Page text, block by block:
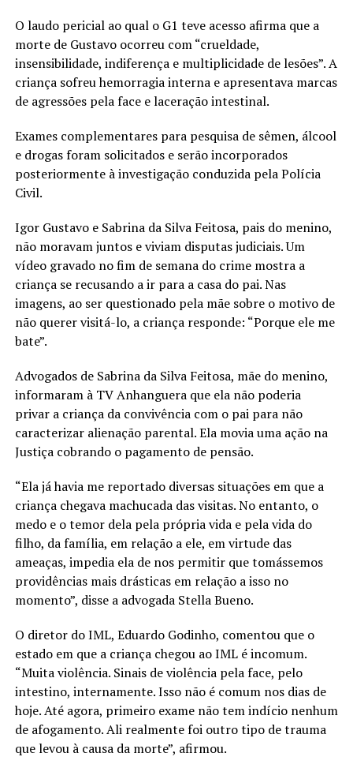
O laudo pericial ao qual o G1 teve acesso afirma que a
morte de Gustavo ocorreu com “crueldade,
insensibilidade, indiferença e multiplicidade de lesões”. A
criança sofreu hemorragia interna e apresentava marcas
de agressões pela face e laceração intestinal.
Exames complementares para pesquisa de sêmen, álcool
e drogas foram solicitados e serão incorporados
posteriormente à investigação conduzida pela Polícia
Civil.
Igor Gustavo e Sabrina da Silva Feitosa, pais do menino,
não moravam juntos e viviam disputas judiciais. Um
vídeo gravado no fim de semana do crime mostra a
criança se recusando a ir para a casa do pai. Nas
imagens, ao ser questionado pela mãe sobre o motivo de
não querer visitá-lo, a criança responde: “Porque ele me
bate”.
Advogados de Sabrina da Silva Feitosa, mãe do menino,
informaram à TV Anhanguera que ela não poderia
privar a criança da convivência com o pai para não
caracterizar alienação parental. Ela movia uma ação na
Justiça cobrando o pagamento de pensão.
“Ela já havia me reportado diversas situações em que a
criança chegava machucada das visitas. No entanto, o
medo e o temor dela pela própria vida e pela vida do
filho, da família, em relação a ele, em virtude das
ameaças, impedia ela de nos permitir que tomássemos
providências mais drásticas em relação a isso no
momento”, disse a advogada Stella Bueno.
O diretor do IML, Eduardo Godinho, comentou que o
estado em que a criança chegou ao IML é incomum.
“Muita violência. Sinais de violência pela face, pelo
intestino, internamente. Isso não é comum nos dias de
hoje. Até agora, primeiro exame não tem indício nenhum
de afogamento. Ali realmente foi outro tipo de trauma
que levou à causa da morte”, afirmou.